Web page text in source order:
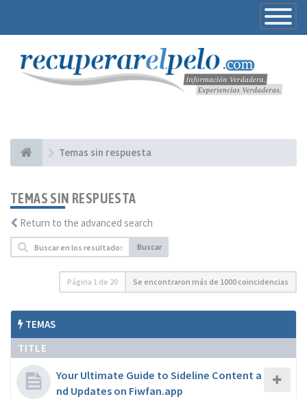
Toggle
Temas sin respuesta
TEMAS SIN RESPUESTA
Return to the advanced search
Buscar
Página 1 de 20 Se encontraron más de 1000 coincidencias
TEMAS
TITLE
Your Ultimate Guide to Sideline Content a
nd Updates on Fiwfan.app